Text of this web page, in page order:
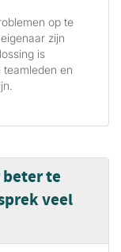
op te
zijn
is
en
te
veel